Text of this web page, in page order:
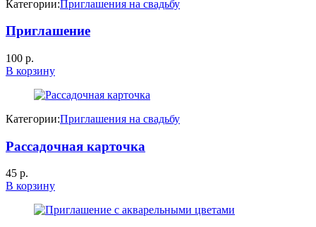
Категории:Приглашения на свадьбу
Приглашение
100 р.
В корзину
Категории:Приглашения на свадьбу
Рассадочная карточка
45 р.
В корзину